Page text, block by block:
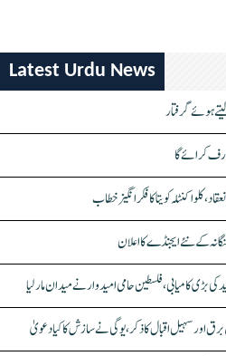
Latest Urdu News
کرائے گا
کلواکنٹلہ کویتا کا فکر انگیز خطاب
کے نئے ایجنڈے کا اعلان
بڑی کامیابی، فلسطین حامی امیدوار نے میدان مار لیا
اور سہیل اقبال کا ذکر، یوگی نے سازش کا کیا دعویٰ